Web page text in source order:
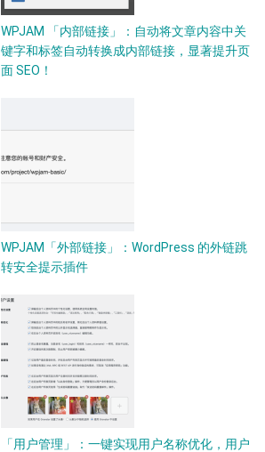
WPJAM 「内部链接」：自动将文章内容中关
键字和标签自动转换成内部链接，显著提升页
面 SEO！
WPJAM「外部链接」：WordPress 的外链跳
转安全提示插件
「用户管理」：一键实现用户名称优化，用户